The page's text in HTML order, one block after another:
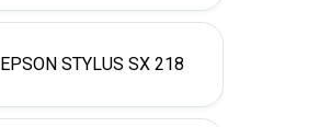
EPSON STYLUS SX 218